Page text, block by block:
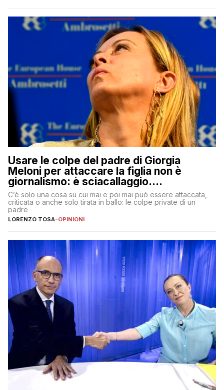
Usare le colpe del padre di Giorgia
Meloni per attaccare la figlia non è
giornalismo: è sciacallaggio.
Dimostriamo di essere diversi
C’è solo una cosa su cui mai e poi mai può essere attaccata,
criticata o anche solo tirata in ballo: le colpe private di un
padre
LORENZO TOSA-OPINIONI